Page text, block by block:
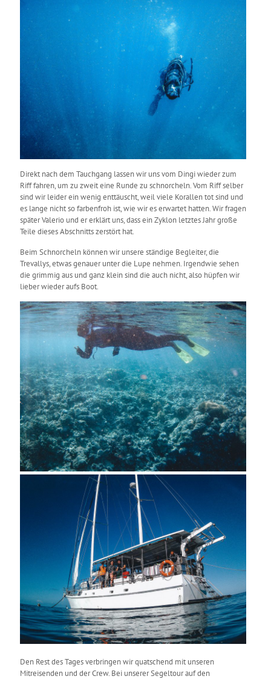
Direkt nach dem Tauchgang lassen wir uns vom Dingi wieder zum
Riff fahren, um zu zweit eine Runde zu schnorcheln. Vom Riff selber
sind wir leider ein wenig enttäuscht, weil viele Korallen tot sind und
es lange nicht so farbenfroh ist, wie wir es erwartet hatten. Wir fragen
später Valerio und er erklärt uns, dass ein Zyklon letztes Jahr große
Teile dieses Abschnitts zerstört hat.
Beim Schnorcheln können wir unsere ständige Begleiter, die
Trevallys, etwas genauer unter die Lupe nehmen. Irgendwie sehen
die grimmig aus und ganz klein sind die auch nicht, also hüpfen wir
lieber wieder aufs Boot.
Den Rest des Tages verbringen wir quatschend mit unseren
Mitreisenden und der Crew. Bei unserer Segeltour auf den